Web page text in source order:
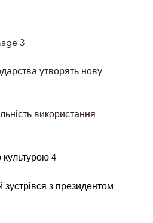
3
утворять нову
використання
культурою 4
з президентом